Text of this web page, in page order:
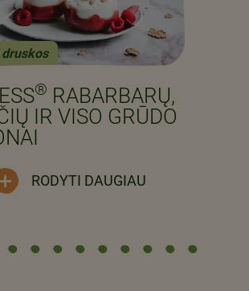
® RABARBARŲ,
IR VISO GRŪDO
RODYTI DAUGIAU
Previous
Next